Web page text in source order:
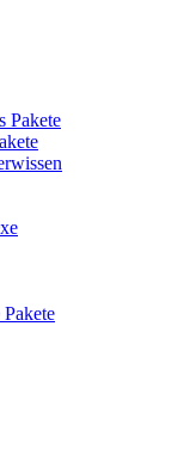
Pakete